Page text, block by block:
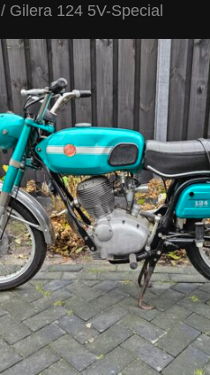
/ Gilera 124 5V-Special